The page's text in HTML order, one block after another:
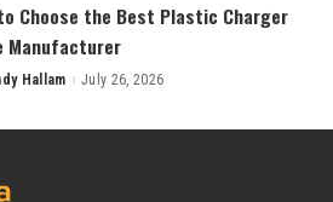
Choose the Best Plastic Charger
Manufacturer
Hallam July 26, 2026